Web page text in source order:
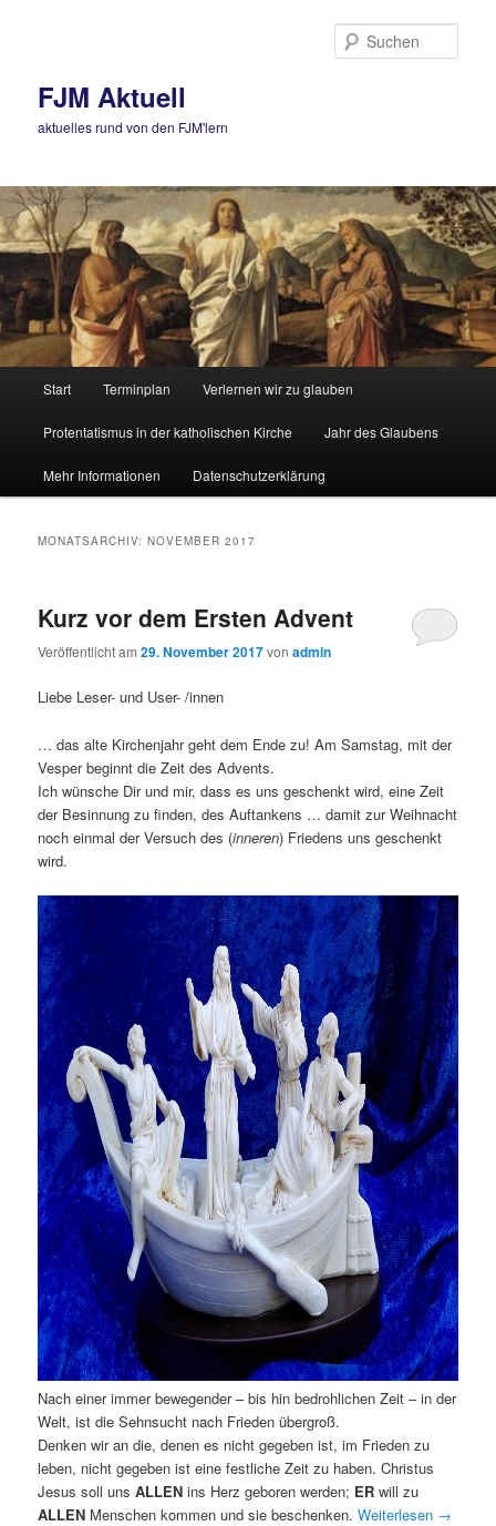
FJM Aktuell
aktuelles rund von den FJM'lern
Start Terminplan Verlernen wir zu glauben
Protentatismus in der katholischen Kirche Jahr des Glaubens
Mehr Informationen Datenschutzerklärung
MONATSARCHIV:NOVEMBER 2017
Kurz vor dem Ersten Advent
Veröffentlicht am29. November 2017vonadmin
Liebe Leser- und User- /innen
… das alte Kirchenjahr geht dem Ende zu! Am Samstag, mit der
Vesper beginnt die Zeit des Advents.
Ich wünsche Dir und mir, dass es uns geschenkt wird, eine Zeit
der Besinnung zu finden, des Auftankens … damit zur Weihnacht
noch einmal der Versuch des (inneren) Friedens uns geschenkt
wird.
Nach einer immer bewegender – bis hin bedrohlichen Zeit – in der
Welt, ist die Sehnsucht nach Frieden übergroß.
Denken wir an die, denen es nicht gegeben ist, im Frieden zu
leben, nicht gegeben ist eine festliche Zeit zu haben. Christus
Jesus soll unsALLEN ins Herz geboren werden; ER will zu
ALLEN Menschen kommen und sie beschenken.Weiterlesen →